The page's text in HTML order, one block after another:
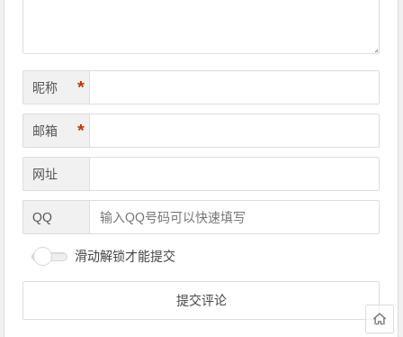
昵称 *
邮箱 *
网址
QQ
滑动解锁才能提交